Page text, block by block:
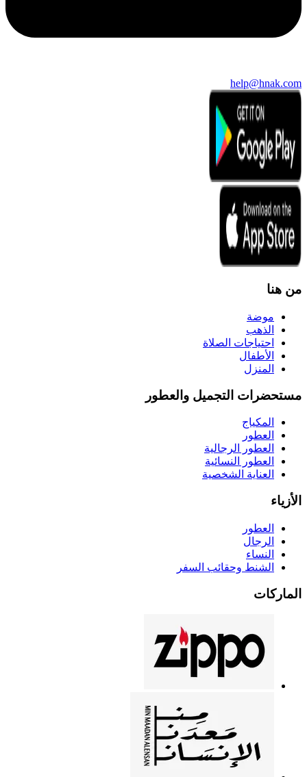
help@hnak.com
من هنا
موضة
الذهب
احتياجات الصلاة
الأطفال
المنزل
مستحضرات التجميل والعطور
المكياج
العطور
العطور الرجالية
العطور النسائية
العناية الشخصية
الأزياء
العطور
الرجال
النساء
الشنط وحقائب السفر
الماركات